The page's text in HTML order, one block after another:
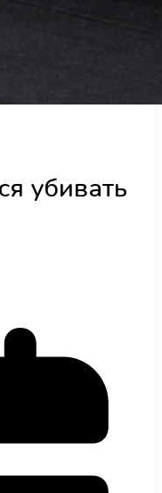
убивать